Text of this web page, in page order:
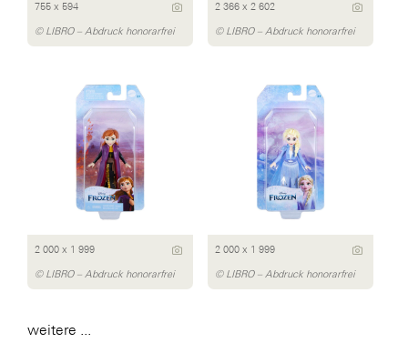
755 x 594
© LIBRO – Abdruck honorarfrei
2 366 x 2 602
© LIBRO – Abdruck honorarfrei
2 000 x 1 999
© LIBRO – Abdruck honorarfrei
2 000 x 1 999
© LIBRO – Abdruck honorarfrei
weitere ...